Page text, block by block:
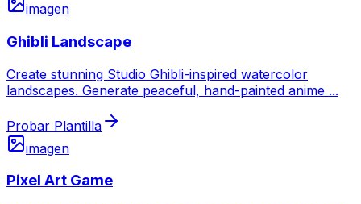
imagen
Ghibli Landscape
Create stunning Studio Ghibli-inspired watercolor
landscapes. Generate peaceful, hand-painted anime ...
Probar Plantilla
imagen
Pixel Art Game